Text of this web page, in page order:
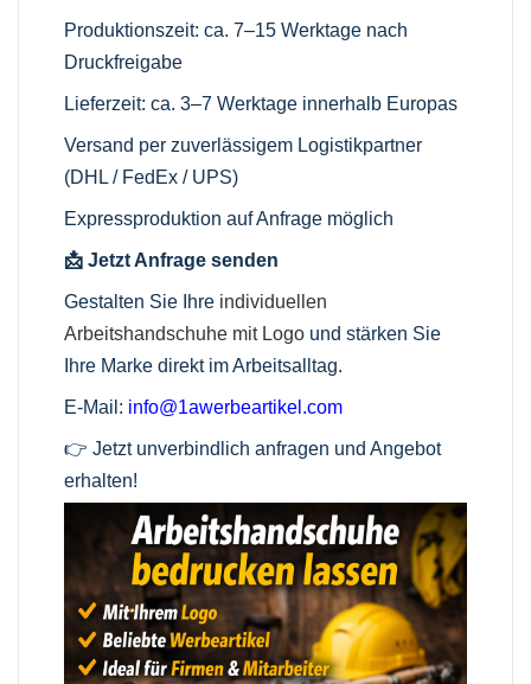
Produktionszeit: ca. 7–15 Werktage nach
Druckfreigabe
Lieferzeit: ca. 3–7 Werktage innerhalb Europas
Versand per zuverlässigem Logistikpartner
(DHL / FedEx / UPS)
Expressproduktion auf Anfrage möglich
📩 Jetzt Anfrage senden
Gestalten Sie Ihre individuellen
Arbeitshandschuhe mit Logo und stärken Sie
Ihre Marke direkt im Arbeitsalltag.
E-Mail: info@1awerbeartikel.com
👉 Jetzt unverbindlich anfragen und Angebot
erhalten!